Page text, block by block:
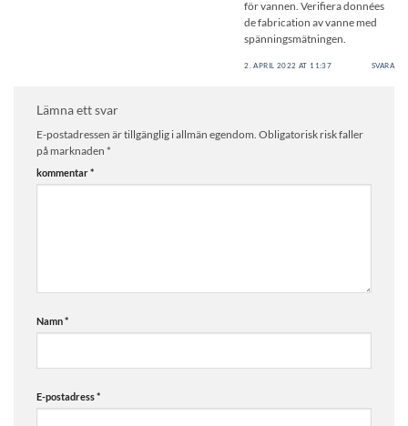
för vannen. Verifiera données
de fabrication av vanne med
spänningsmätningen.
2. APRIL 2022 AT 11:37 SVARA
Lämna ett svar
E-postadressen är tillgänglig i allmän egendom. Obligatorisk risk faller
på marknaden *
kommentar*
Namn*
E-postadress*